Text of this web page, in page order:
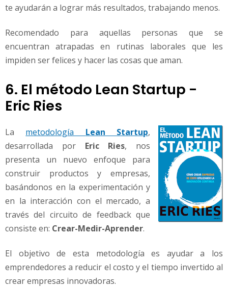
te ayudarán a lograr más resultados, trabajando menos.
Recomendado para aquellas personas que se
encuentran atrapadas en rutinas laborales que les
impiden ser felices y hacer las cosas que aman.
6. El método Lean Startup -
Eric Ries
La metodología Lean Startup,
desarrollada por Eric Ries, nos
presenta un nuevo enfoque para
construir productos y empresas,
basándonos en la experimentación y
en la interacción con el mercado, a
través del circuito de feedback que
consiste en: Crear-Medir-Aprender.
El objetivo de esta metodología es ayudar a los
emprendedores a reducir el costo y el tiempo invertido al
crear empresas innovadoras.